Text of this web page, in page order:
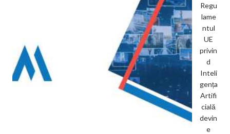
Regu
lame
ntul
UE
privin
d
Inteli
gența
Artifi
cială
devin
e